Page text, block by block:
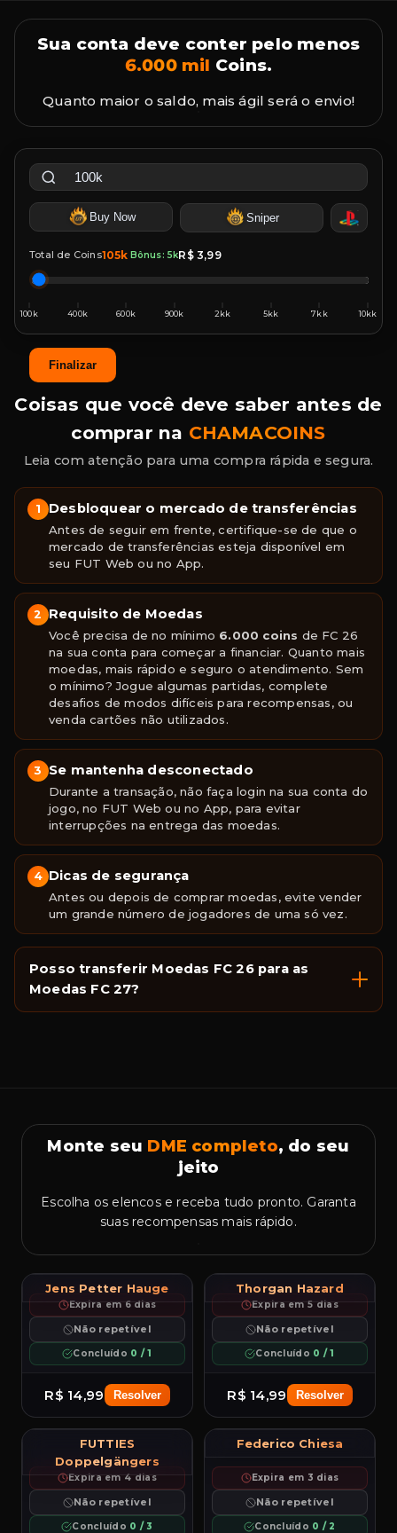
Sua conta deve conter pelo menos
6.000 mil Coins.
Quanto maior o saldo, mais ágil será o envio!
Buy Now Sniper
Total de Coins105k Bônus: 5kR$ 3,99
Finalizar
Coisas que você deve saber antes de
comprar na CHAMACOINS
Leia com atenção para uma compra rápida e segura.
1 Desbloquear o mercado de transferências
Antes de seguir em frente, certifique-se de que o
mercado de transferências esteja disponível em
seu FUT Web ou no App.
2 Requisito de Moedas
Você precisa de no mínimo 6.000 coins de FC 26
na sua conta para começar a financiar. Quanto mais
moedas, mais rápido e seguro o atendimento. Sem
o mínimo? Jogue algumas partidas, complete
desafios de modos difíceis para recompensas, ou
venda cartões não utilizados.
3 Se mantenha desconectado
Durante a transação, não faça login na sua conta do
jogo, no FUT Web ou no App, para evitar
interrupções na entrega das moedas.
4 Dicas de segurança
Antes ou depois de comprar moedas, evite vender
um grande número de jogadores de uma só vez.
Posso transferir Moedas FC 26 para as
Moedas FC 27?
Monte seu DME completo, do seu
jeito
Escolha os elencos e receba tudo pronto. Garanta
suas recompensas mais rápido.
Jens Petter Hauge
96
LW
++
Hauge
PAC
97
SHO
95
PAS
93
DRI
96
DEF
65
PHY
90
Expira em 6 dias
Não repetível
Concluído 0 / 1
R$ 14,99 Resolver
Thorgan Hazard
96
LW
++
Hazard
PAC
95
SHO
95
PAS
94
DRI
96
DEF
80
PHY
90
Expira em 5 dias
Não repetível
Concluído 0 / 1
R$ 14,99 Resolver
FUTTIES
Doppelgängers
95
ST
++
Haaland
PAC
94
SHO
96
PAS
92
DRI
94
DEF
84
PHY
90
LM
CAM
Expira em 4 dias
Não repetível
Concluído 0 / 3
Federico Chiesa
96
RM
++
999490955690
R 5★ 5 82.3
LM
ST
Expira em 3 dias
Não repetível
Concluído 0 / 2